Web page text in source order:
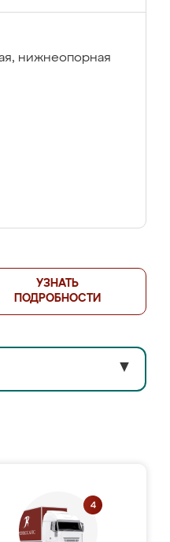
нижнеопорная
УЗНАТЬ
ПОДРОБНОСТИ
▼